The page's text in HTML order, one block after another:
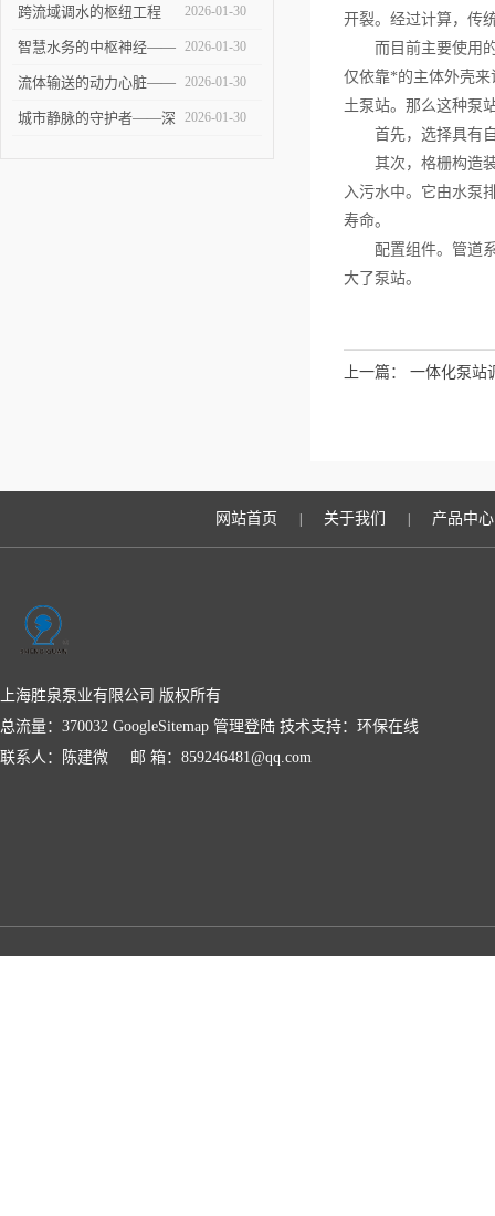
田灌溉与防洪排涝
跨流域调水的枢纽工程
——大型泵站的建设与技
术挑战
2026-01-30
智慧水务的中枢神经——
智能泵站技术革新与未来
展望
2026-01-30
流体输送的动力心脏——
全面剖析提升泵站的设计
2026-01-30
城市静脉的守护者——深 2026-01-30
开裂。经过计算，传
而目前主要使用
仅依靠*的主体外壳来
土泵站。那么这种泵
首先，选择具有自
其次，格栅构造装
入污水中。它由水泵
寿命。
配置组件。管道系
大了泵站。
上一篇： 一体化泵站
网站首页 关于我们 产品中心
上海胜泉泵业有限公司 版权所有
总流量：370032 GoogleSitemap 管理登陆 技术支持： 环保在线
联系人：陈建微 邮 箱：859246481@qq.com